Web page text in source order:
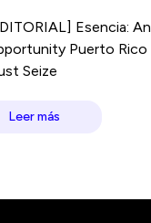
Esencia: An
Puerto Rico
Seize
Leer más